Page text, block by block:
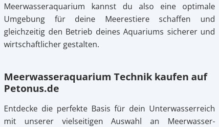
Meerwasseraquarium kannst du also eine optimale
Umgebung für deine Meerestiere schaffen und
gleichzeitig den Betrieb deines Aquariums sicherer und
wirtschaftlicher gestalten.
Meerwasseraquarium Technik kaufen auf
Petonus.de
Entdecke die perfekte Basis für dein Unterwasserreich
mit unserer vielseitigen Auswahl an Meerwasser-